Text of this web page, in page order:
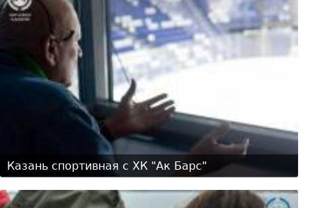
Казань спортивная с ХК "Ак Барс"